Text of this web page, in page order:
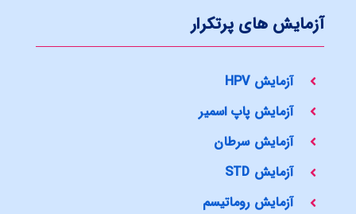
آزمایش های پرتکرار
آزمایش HPV
آزمایش پاپ اسمیر
آزمایش سرطان
آزمایش STD
آزمایش روماتیسم